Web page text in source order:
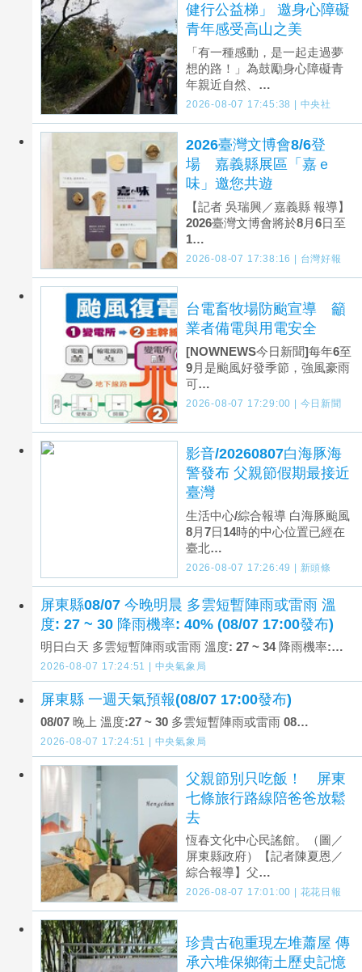
健行公益梯」 邀身心障礙
青年感受高山之美
「有一種感動，是一起走過夢
想的路！」為鼓勵身心障礙青
年親近自然、…
2026-08-07 17:45:38 | 中央社
2026臺灣文博會8/6登
場 嘉義縣展區「嘉ｅ
味」邀您共遊
【記者 吳瑞興／嘉義縣 報導】
2026臺灣文博會將於8月6日至
1…
2026-08-07 17:38:16 | 台灣好報
台電畜牧場防颱宣導 籲
業者備電與用電安全
[NOWNEWS今日新聞]每年6至
9月是颱風好發季節，強風豪雨
可…
2026-08-07 17:29:00 | 今日新聞
影音/20260807白海豚海
警發布 父親節假期最接近
臺灣
生活中心/綜合報導 白海豚颱風
8月7日14時的中心位置已經在
臺北…
2026-08-07 17:26:49 | 新頭條
屏東縣08/07 今晚明晨 多雲短暫陣雨或雷雨 溫
度: 27 ~ 30 降雨機率: 40% (08/07 17:00發布)
明日白天 多雲短暫陣雨或雷雨 溫度: 27 ~ 34 降雨機率:…
2026-08-07 17:24:51 | 中央氣象局
屏東縣 一週天氣預報(08/07 17:00發布)
08/07 晚上 溫度:27 ~ 30 多雲短暫陣雨或雷雨 08…
2026-08-07 17:24:51 | 中央氣象局
父親節別只吃飯！ 屏東
七條旅行路線陪爸爸放鬆
去
恆春文化中心民謠館。（圖／
屏東縣政府）【記者陳夏恩／
綜合報導】父…
2026-08-07 17:01:00 | 花花日報
珍貴古砲重現左堆蕭屋 傳
承六堆保鄉衛土歷史記憶